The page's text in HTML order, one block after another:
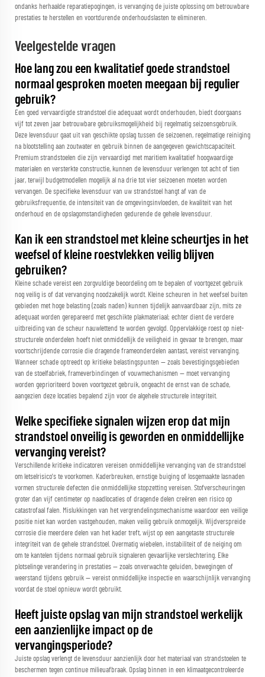
ondanks herhaalde reparatiepogingen, is vervanging de juiste oplossing om betrouwbare
prestaties te herstellen en voortdurende onderhoudslasten te elimineren.
Veelgestelde vragen
Hoe lang zou een kwalitatief goede strandstoel
normaal gesproken moeten meegaan bij regulier
gebruik?
Een goed vervaardigde strandstoel die adequaat wordt onderhouden, biedt doorgaans
vijf tot zeven jaar betrouwbare gebruiksmogelijkheid bij regelmatig seizoensgebruik.
Deze levensduur gaat uit van geschikte opslag tussen de seizoenen, regelmatige reiniging
na blootstelling aan zoutwater en gebruik binnen de aangegeven gewichtscapaciteit.
Premium strandstoelen die zijn vervaardigd met maritiem kwalitatief hoogwaardige
materialen en versterkte constructie, kunnen de levensduur verlengen tot acht of tien
jaar, terwijl budgetmodellen mogelijk al na drie tot vier seizoenen moeten worden
vervangen. De specifieke levensduur van uw strandstoel hangt af van de
gebruiksfrequentie, de intensiteit van de omgevingsinvloeden, de kwaliteit van het
onderhoud en de opslagomstandigheden gedurende de gehele levensduur.
Kan ik een strandstoel met kleine scheurtjes in het
weefsel of kleine roestvlekken veilig blijven
gebruiken?
Kleine schade vereist een zorgvuldige beoordeling om te bepalen of voortgezet gebruik
nog veilig is of dat vervanging noodzakelijk wordt. Kleine scheuren in het weefsel buiten
gebieden met hoge belasting (zoals naden) kunnen tijdelijk aanvaardbaar zijn, mits ze
adequaat worden gerepareerd met geschikte plakmateriaal; echter dient de verdere
uitbreiding van de scheur nauwlettend te worden gevolgd. Oppervlakkige roest op niet-
structurele onderdelen hoeft niet onmiddellijk de veiligheid in gevaar te brengen, maar
voortschrijdende corrosie die dragende frameonderdelen aantast, vereist vervanging.
Wanneer schade optreedt op kritieke belastingspunten — zoals bevestigingsgebieden
van de stoelfabriek, frameverbindingen of vouwmechanismen — moet vervanging
worden geprioriteerd boven voortgezet gebruik, ongeacht de ernst van de schade,
aangezien deze locaties bepalend zijn voor de algehele structurele integriteit.
Welke specifieke signalen wijzen erop dat mijn
strandstoel onveilig is geworden en onmiddellijke
vervanging vereist?
Verschillende kritieke indicatoren vereisen onmiddellijke vervanging van de strandstoel
om letselrisico's te voorkomen. Kaderbreuken, ernstige buiging of losgemaakte lasnaden
vormen structurele defecten die onmiddellijke stopzetting vereisen. Stofverscheuringen
groter dan vijf centimeter op naadlocaties of dragende delen creëren een risico op
catastrofaal falen. Mislukkingen van het vergrendelingsmechanisme waardoor een veilige
positie niet kan worden vastgehouden, maken veilig gebruik onmogelijk. Wijdverspreide
corrosie die meerdere delen van het kader treft, wijst op een aangetaste structurele
integriteit van de gehele strandstoel. Overmatig wiebelen, instabiliteit of de neiging om
om te kantelen tijdens normaal gebruik signaleren gevaarlijke verslechtering. Elke
plotselinge verandering in prestaties — zoals onverwachte geluiden, bewegingen of
weerstand tijdens gebruik — vereist onmiddellijke inspectie en waarschijnlijk vervanging
voordat de stoel opnieuw wordt gebruikt.
Heeft juiste opslag van mijn strandstoel werkelijk
een aanzienlijke impact op de
vervangingsperiode?
Juiste opslag verlengt de levensduur aanzienlijk door het materiaal van strandstoelen te
beschermen tegen continue milieuafbraak. Opslag binnen in een klimaatgecontroleerde